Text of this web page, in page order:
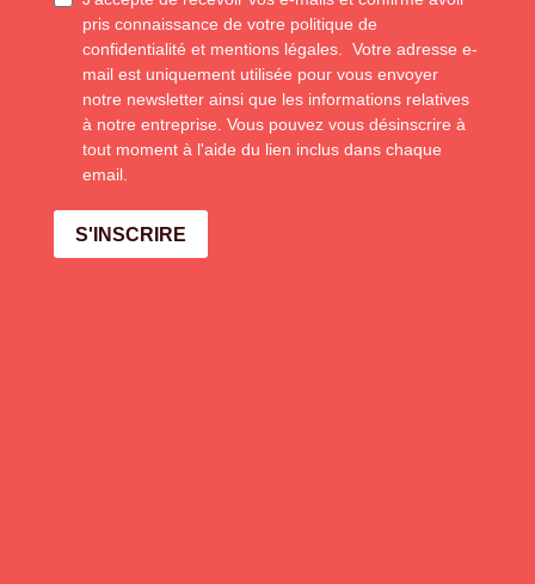
pris connaissance de votre politique de
confidentialité et mentions légales. Votre adresse e-
mail est uniquement utilisée pour vous envoyer
notre newsletter ainsi que les informations relatives
à notre entreprise. Vous pouvez vous désinscrire à
tout moment à l'aide du lien inclus dans chaque
email.
S'INSCRIRE